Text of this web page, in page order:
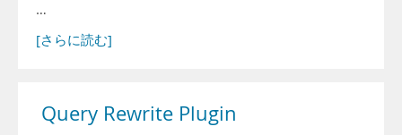
…
[さらに読む]
Query Rewrite Plugin